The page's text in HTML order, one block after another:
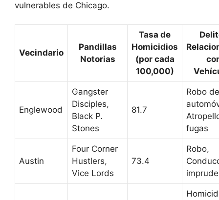
vulnerables de Chicago.
Vecindario
Pandillas
Notorias
Tasa de
Homicidios
(por cada
100,000)
Englewood
Gangster
Disciples,
Black P.
Stones
81.7
Robo de
fugas
Austin
Four Corner
Hustlers,
Vice Lords
73.4
Robo,